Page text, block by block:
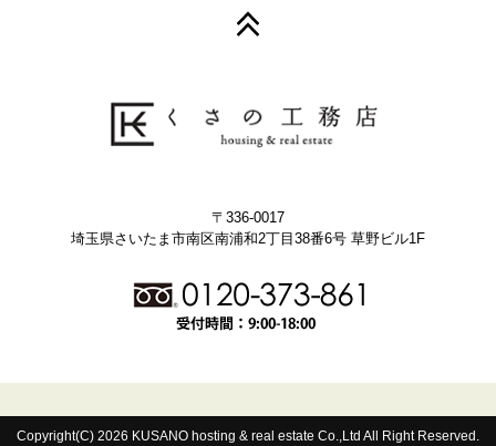
〒336-0017
埼玉県さいたま市南区南浦和2丁目38番6号 草野ビル1F
Copyright(C) 2026 KUSANO hosting & real estate Co.,Ltd All Right Reserved.